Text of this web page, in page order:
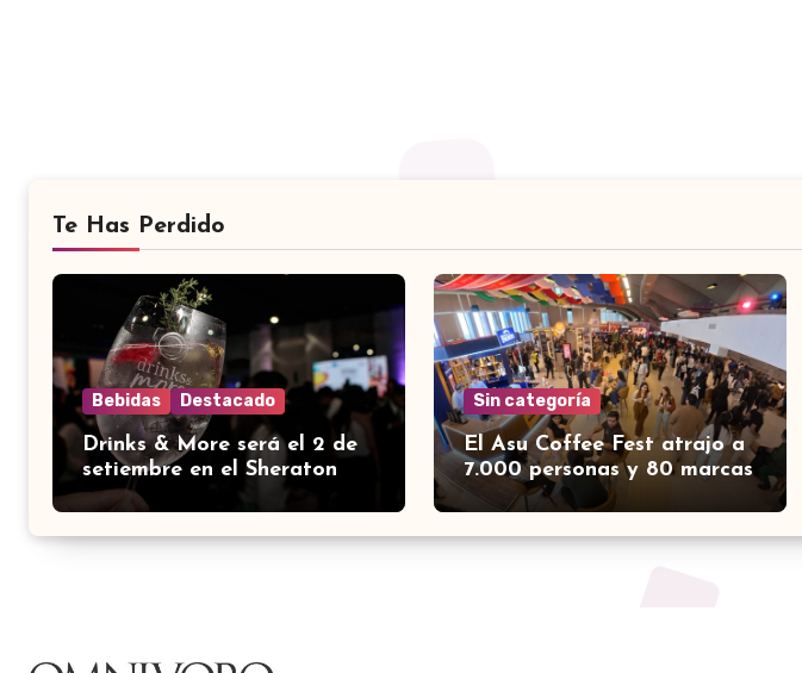
Te Has Perdido
Bebidas Destacado
Drinks & More será el 2 de
setiembre en el Sheraton
Sin categoría
El Asu Coffee Fest atrajo a
7.000 personas y 80 marcas